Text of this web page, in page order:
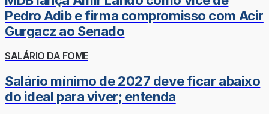
Pedro Adib e firma compromisso com Acir
Gurgacz ao Senado
SALÁRIO DA FOME
Salário mínimo de 2027 deve ficar abaixo
do ideal para viver; entenda